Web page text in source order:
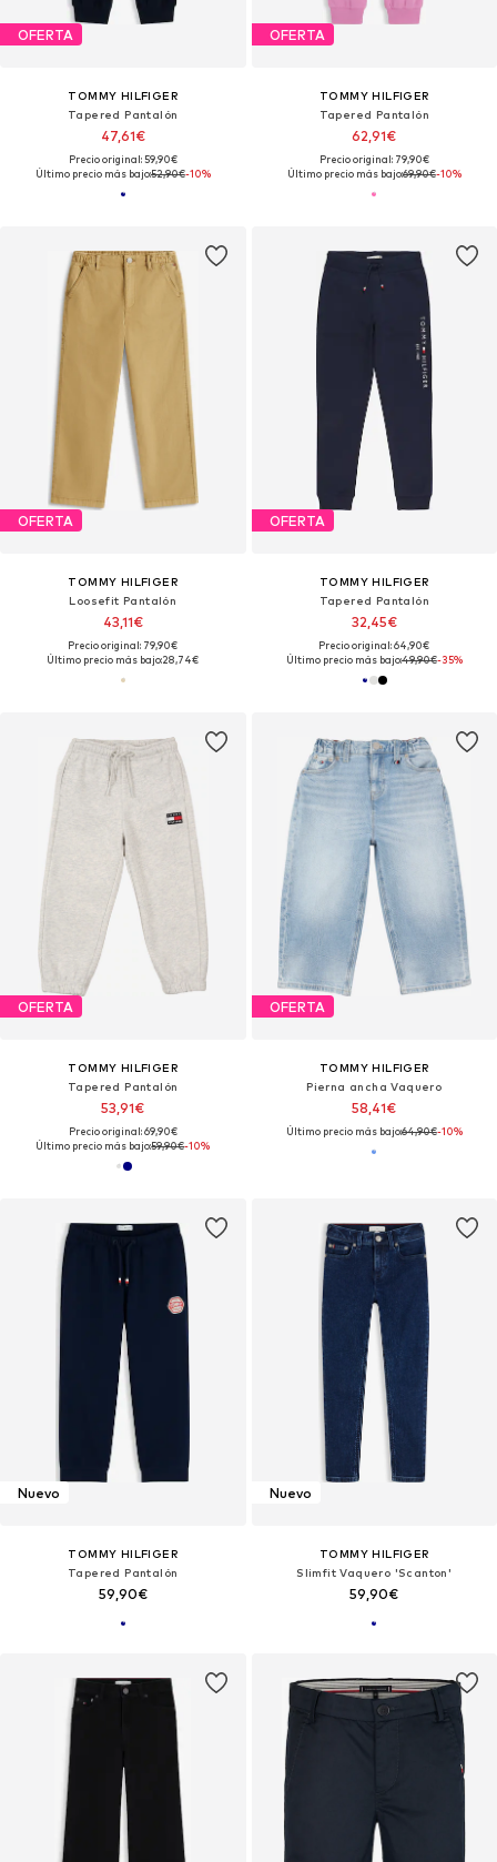
OFERTA
TOMMY HILFIGER
Tapered Pantalón
47,61€
Precio original: 59,90€
Último precio más bajo:52,90€-10%
OFERTA
TOMMY HILFIGER
Tapered Pantalón
62,91€
Precio original: 79,90€
Último precio más bajo:69,90€-10%
OFERTA
TOMMY HILFIGER
Loosefit Pantalón
43,11€
Precio original: 79,90€
Último precio más bajo:28,74€
OFERTA
TOMMY HILFIGER
Tapered Pantalón
32,45€
Precio original: 64,90€
Último precio más bajo:49,90€-35%
OFERTA
TOMMY HILFIGER
Tapered Pantalón
53,91€
Precio original: 69,90€
Último precio más bajo:59,90€-10%
OFERTA
TOMMY HILFIGER
Pierna ancha Vaquero
58,41€
Último precio más bajo:64,90€-10%
Nuevo
TOMMY HILFIGER
Tapered Pantalón
59,90€
Nuevo
TOMMY HILFIGER
Slimfit Vaquero 'Scanton'
59,90€